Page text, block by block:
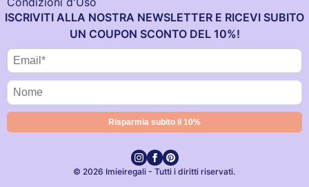
ISCRIVITI ALLA NOSTRA NEWSLETTER E RICEVI SUBITO
UN COUPON SCONTO DEL 10%!
© 2026 Imieiregali - Tutti i diritti riservati.